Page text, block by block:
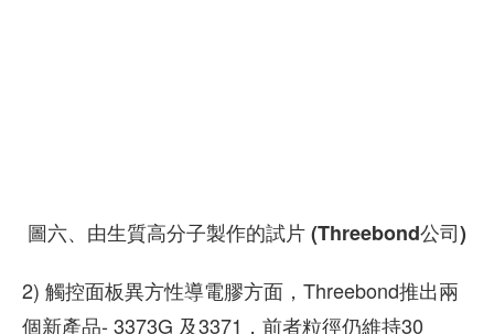
圖六、由生質高分子製作的試片 (Threebond公司)
2) 觸控面板異方性導電膠方面，Threebond推出兩
個新產品- 3373G 及3371，前者粒徑仍維持30